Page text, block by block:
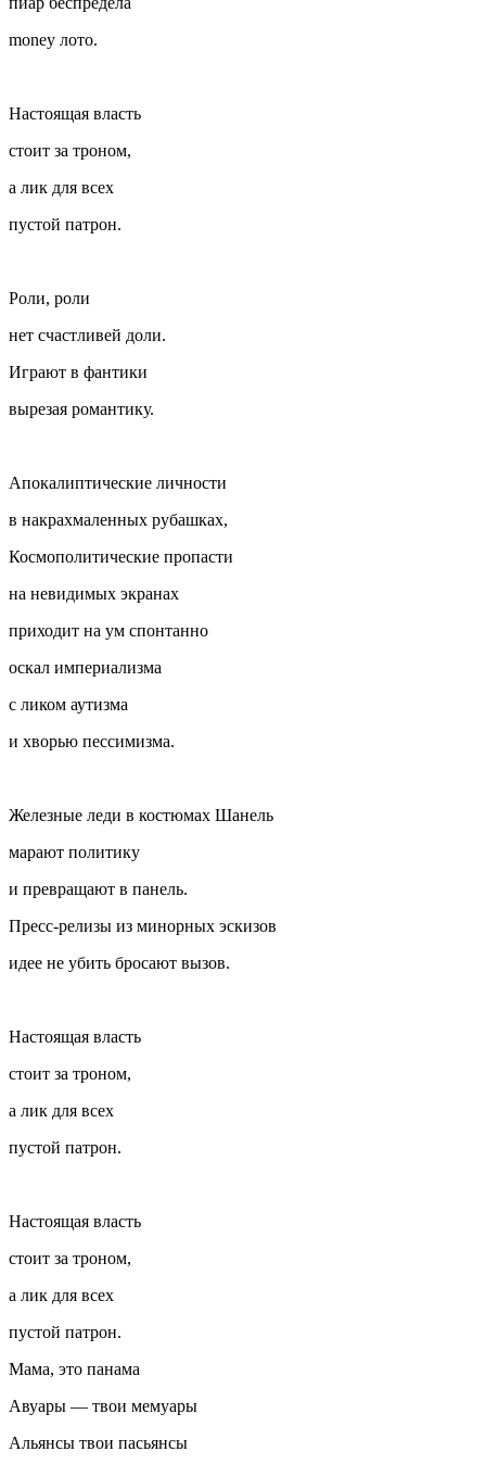
money лото.
Настоящая власть
стоит за троном,
а лик для всех
пустой патрон.
Роли, роли
нет счастливей доли.
Играют в фантики
вырезая романтику.
Апокалиптические личности
в накрахмаленных рубашках,
Космополитические пропасти
на невидимых экранах
приходит на ум спонтанно
оскал империализма
с ликом аутизма
и хворью пессимизма.
Железные леди в костюмах Шанель
марают политику
и превращают в панель.
Пресс-релизы из минорных эскизов
идее не убить бросают вызов.
Настоящая власть
стоит за троном,
а лик для всех
пустой патрон.
Настоящая власть
стоит за троном,
а лик для всех
пустой патрон.
Мама, это панама
Авуары — твои мемуары
Альянсы твои пасьянсы